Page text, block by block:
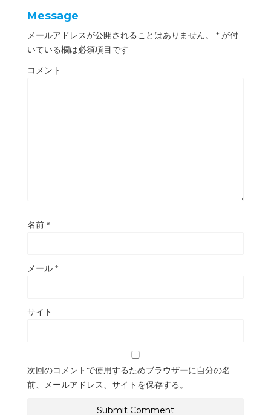
で
開
き
ま
す
)
Message
メールアドレスが公開されることはありません。 * が付
いている欄は必須項目です
コメント
名前 *
メール *
サイト
次回のコメントで使用するためブラウザーに自分の名
前、メールアドレス、サイトを保存する。